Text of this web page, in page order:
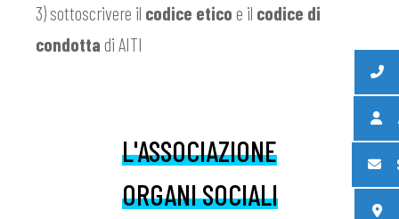
3) sottoscrivere il codice etico e il codice di
condotta di AITI
L'ASSOCIAZIONE
ORGANI SOCIALI